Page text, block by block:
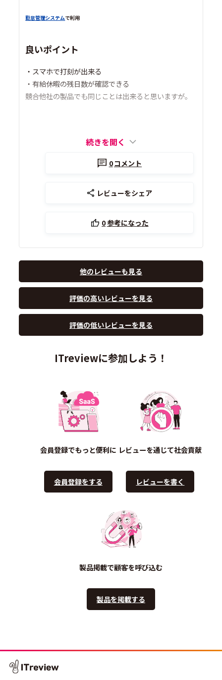
勤怠管理システムで利用
良いポイント
・スマホで打刻が出来る
・有給休暇の残日数が確認できる
競合他社の製品でも同じことは出来ると思いますが。
続きを開く
0コメント
レビューをシェア
0参考になった
他のレビューも見る
評価の高いレビューを見る
評価の低いレビューを見る
ITreviewに参加しよう！
会員登録でもっと便利に
会員登録をする
レビューを通じて社会貢献
レビューを書く
製品掲載で顧客を呼び込む
製品を掲載する